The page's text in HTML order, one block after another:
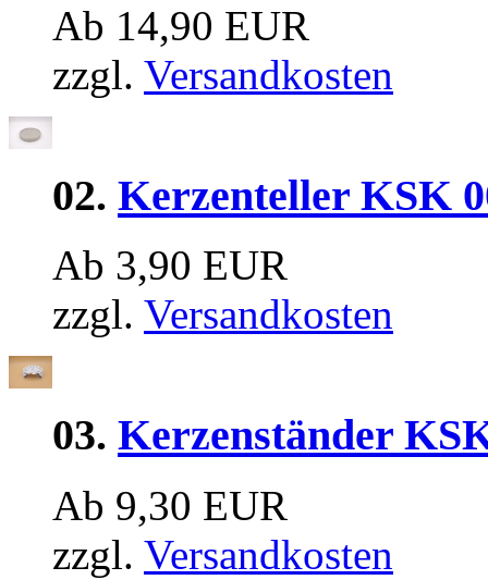
Ab 14,90 EUR
zzgl. Versandkosten
02. Kerzenteller KSK
Ab 3,90 EUR
zzgl. Versandkosten
03. Kerzenständer
Ab 9,30 EUR
zzgl. Versandkosten